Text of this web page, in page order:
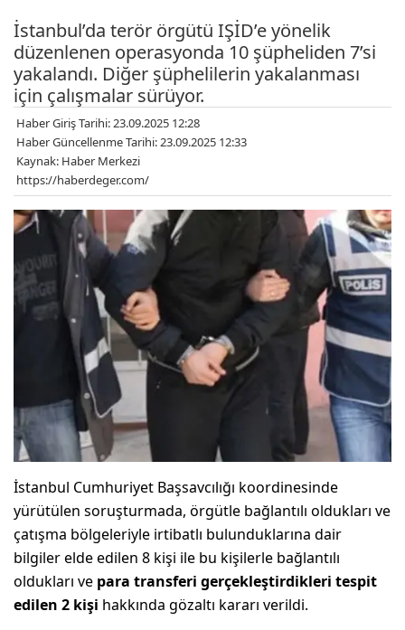
İstanbul’da terör örgütü IŞİD’e yönelik
düzenlenen operasyonda 10 şüpheliden 7’si
yakalandı. Diğer şüphelilerin yakalanması
için çalışmalar sürüyor.
Haber Giriş Tarihi: 23.09.2025 12:28
Haber Güncellenme Tarihi: 23.09.2025 12:33
Kaynak: Haber Merkezi
https://haberdeger.com/
İstanbul Cumhuriyet Başsavcılığı koordinesinde
yürütülen soruşturmada, örgütle bağlantılı oldukları ve
çatışma bölgeleriyle irtibatlı bulunduklarına dair
bilgiler elde edilen 8 kişi ile bu kişilerle bağlantılı
oldukları ve para transferi gerçekleştirdikleri tespit
edilen 2 kişi hakkında gözaltı kararı verildi.